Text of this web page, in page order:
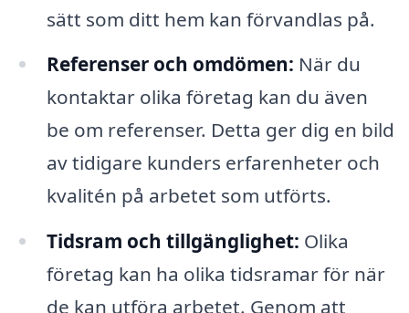
sätt som ditt hem kan förvandlas på.
Referenser och omdömen: När du
kontaktar olika företag kan du även
be om referenser. Detta ger dig en bild
av tidigare kunders erfarenheter och
kvalitén på arbetet som utförts.
Tidsram och tillgänglighet: Olika
företag kan ha olika tidsramar för när
de kan utföra arbetet. Genom att